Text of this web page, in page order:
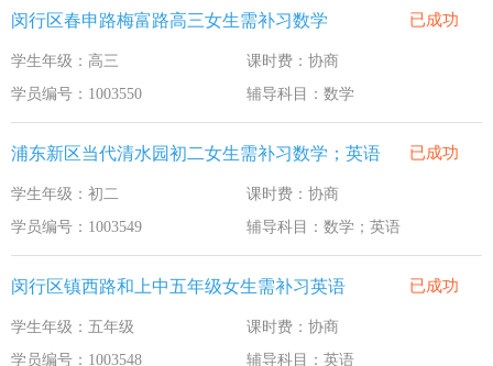
闵行区春申路梅富路高三女生需补习数学 已成功
学生年级：高三
课时费：协商
学员编号：1003550
辅导科目：数学
浦东新区当代清水园初二女生需补习数学；英语 已成功
学生年级：初二
课时费：协商
学员编号：1003549
辅导科目：数学；英语
闵行区镇西路和上中五年级女生需补习英语 已成功
学生年级：五年级
课时费：协商
学员编号：1003548
辅导科目：英语